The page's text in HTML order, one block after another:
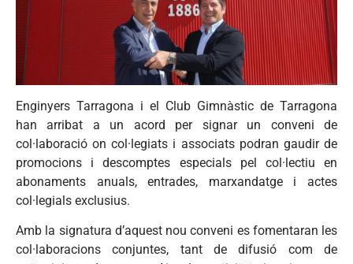
Enginyers Tarragona i el Club Gimnàstic de Tarragona
han arribat a un acord per signar un conveni de
col·laboració on col·legiats i associats podran gaudir de
promocions i descomptes especials pel col·lectiu en
abonaments anuals, entrades, marxandatge i actes
col·legials exclusius.
Amb la signatura d’aquest nou conveni es fomentaran les
col·laboracions conjuntes, tant de difusió com de